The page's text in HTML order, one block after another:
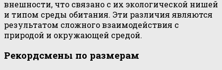
внешности, что связано с их экологической нишей
и типом среды обитания. Эти различия являются
результатом сложного взаимодействия с
природой и окружающей средой.
Рекордсмены по размерам